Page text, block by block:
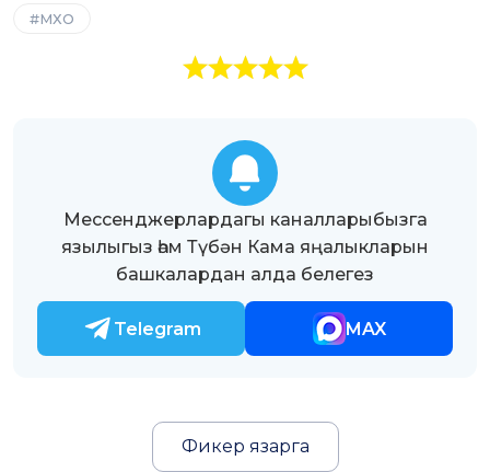
МХО
Мессенджерлардагы каналларыбызга
язылыгыз һәм Түбән Кама яңалыкларын
башкалардан алда белегез
Telegram MAX
Фикер язарга